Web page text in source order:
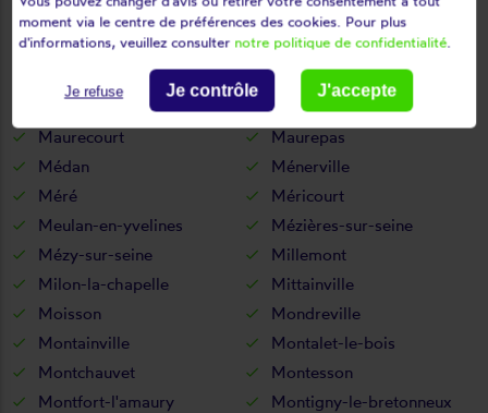
Mantes-la-ville
Marcq
Mareil-le-guyon
Mareil-marly
Mareil-sur-mauldre
Marly-le-roi
Maulette
Maurecourt
Maurepas
Médan
Ménerville
Méré
Méricourt
Meulan-en-yvelines
Mézières-sur-seine
Mézy-sur-seine
Millemont
Milon-la-chapelle
Mittainville
Moisson
Mondreville
Montainville
Montalet-le-bois
Montchauvet
Montesson
Montfort-l'amaury
Montigny-le-bretonneux
moment via le centre de préférences des cookies. Pour plus
d'informations, veuillez consulter notre politique de confidentialité.
Je refuse Je contrôle J'accepte